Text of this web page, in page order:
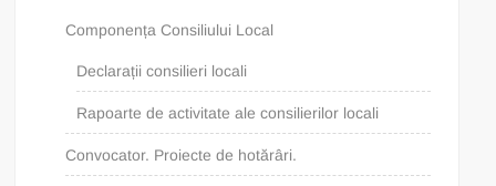
Componența Consiliului Local
Declarații consilieri locali
Rapoarte de activitate ale consilierilor locali
Convocator. Proiecte de hotărâri.